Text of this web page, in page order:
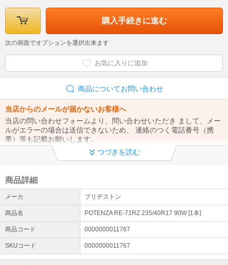
購入手続きに進む
次の画面でオプションを選択出来ます
お気に入りに追加
商品についてお問い合わせ
当店からのメールが届かないお客様へ
当店の問い合わせフォームより、問い合わせいただき まして、メー
ルがエラーの場合は送信できないため、 連絡のつく電話番号（携
帯）等も記載お願いします。
当店からのメールが届かないお客様へ
ーになっていることがございます。 ※Kaagoからの注文メールの後
に、必ず当店よりメールを送っております。
銀行振込口座 ★注文後当店から在庫状況連絡しますので連絡前の
入金はご遠慮ください
銀行名: PayPay銀行 すずめ支店: 002 口座種別: 普通 口座番号: 7213
862 口座名義: カ）ブロッサム
つづきを読む
商品詳細
メーカ ブリヂストン
商品名 POTENZA RE-71RZ 235/40R17 90W [1本]
商品コード 0000000011767
SKUコード 0000000011767